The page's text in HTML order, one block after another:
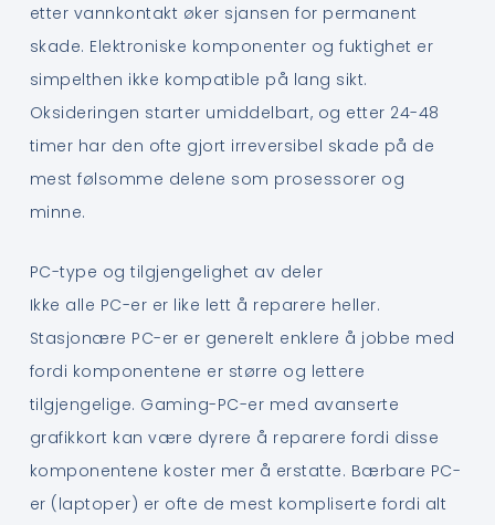
etter vannkontakt øker sjansen for permanent
skade. Elektroniske komponenter og fuktighet er
simpelthen ikke kompatible på lang sikt.
Oksideringen starter umiddelbart, og etter 24-48
timer har den ofte gjort irreversibel skade på de
mest følsomme delene som prosessorer og
minne.
PC-type og tilgjengelighet av deler
Ikke alle PC-er er like lett å reparere heller.
Stasjonære PC-er er generelt enklere å jobbe med
fordi komponentene er større og lettere
tilgjengelige. Gaming-PC-er med avanserte
grafikkort kan være dyrere å reparere fordi disse
komponentene koster mer å erstatte. Bærbare PC-
er (laptoper) er ofte de mest kompliserte fordi alt